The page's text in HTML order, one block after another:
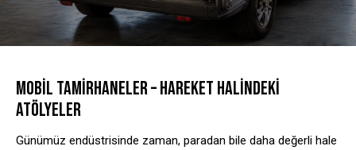
MOBIL TAMIRHANELER – HAREKET HALINDEKI
ATÖLYELER
Günümüz endüstrisinde zaman, paradan bile daha değerli hale